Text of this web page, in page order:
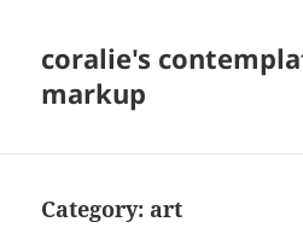
coralie's
markup
Category: art